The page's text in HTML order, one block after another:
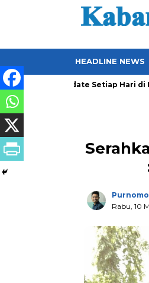
HEADLINE NEWS
Ter-Update Setiap Hari di
Rabu, 10